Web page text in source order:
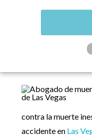
HOME»
contra la muerte
accidente en Las